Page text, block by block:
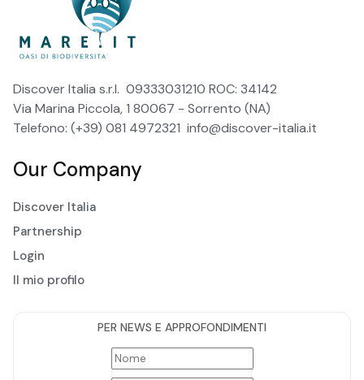
Discover Italia s.r.l. 09333031210 ROC: 34142
Via Marina Piccola, 1 80067 - Sorrento (NA)
Telefono: (+39) 081 4972321 info@discover-italia.it
Our Company
Discover Italia
Partnership
Login
Il mio profilo
PER NEWS E APPROFONDIMENTI